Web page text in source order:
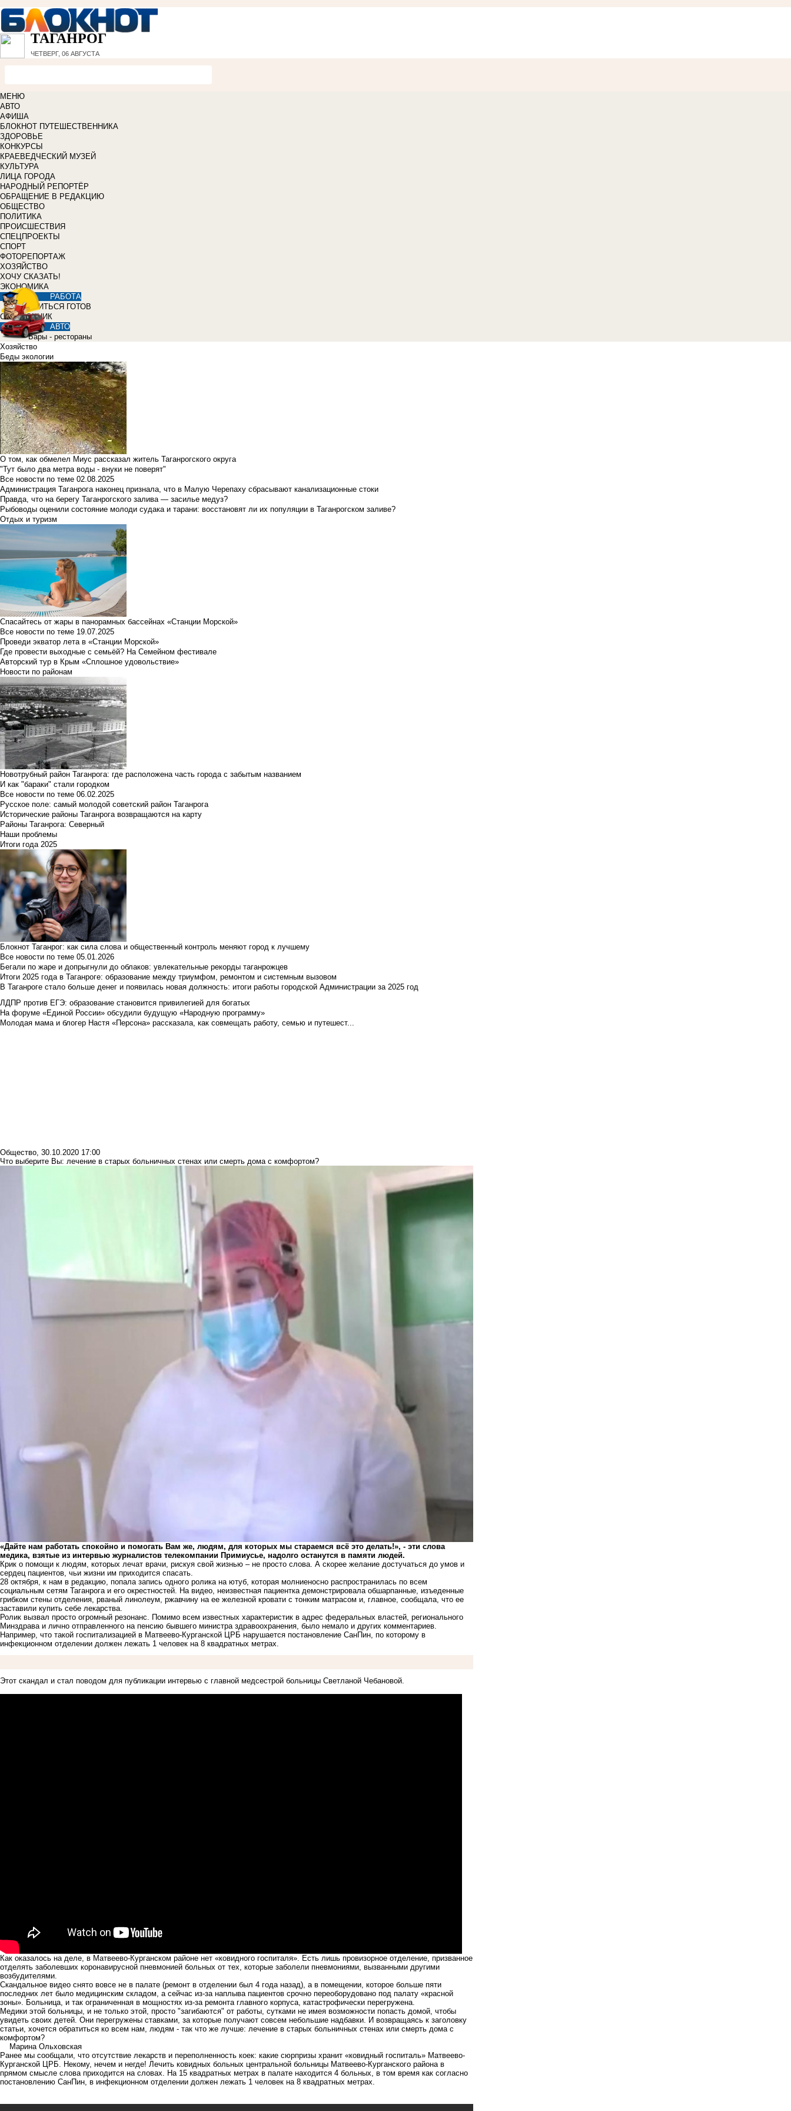
ТАГАНРОГ
ЧЕТВЕРГ, 06 АВГУСТА
МЕНЮ
АВТО
АФИША
БЛОКНОТ ПУТЕШЕСТВЕННИКА
ЗДОРОВЬЕ
КОНКУРСЫ
КРАЕВЕДЧЕСКИЙ МУЗЕЙ
КУЛЬТУРА
ЛИЦА ГОРОДА
НАРОДНЫЙ РЕПОРТЁР
ОБРАЩЕНИЕ В РЕДАКЦИЮ
ОБЩЕСТВО
ПОЛИТИКА
ПРОИСШЕСТВИЯ
СПЕЦПРОЕКТЫ
СПОРТ
ФОТОРЕПОРТАЖ
ХОЗЯЙСТВО
ХОЧУ СКАЗАТЬ!
ЭКОНОМИКА
РАБОТА
УЧИТЬСЯ ГОТОВ
СПРАВОЧНИК
АВТО
Бары - рестораны
Хозяйство
Беды экологии
О том, как обмелел Миус рассказал житель Таганрогского округа
"Тут было два метра воды - внуки не поверят"
Все новости по теме 02.08.2025
Администрация Таганрога наконец признала, что в Малую Черепаху сбрасывают канализационные стоки
Правда, что на берегу Таганрогского залива — засилье медуз?
Рыбоводы оценили состояние молоди судака и тарани: восстановят ли их популяции в Таганрогском заливе?
Отдых и туризм
Спасайтесь от жары в панорамных бассейнах «Станции Морской»
Все новости по теме 19.07.2025
Проведи экватор лета в «Станции Морской»
Где провести выходные с семьёй? На Семейном фестивале
Авторский тур в Крым «Сплошное удовольствие»
Новости по районам
Новотрубный район Таганрога: где расположена часть города с забытым названием
И как "бараки" стали городком
Все новости по теме 06.02.2025
Русское поле: самый молодой советский район Таганрога
Исторические районы Таганрога возвращаются на карту
Районы Таганрога: Северный
Наши проблемы
Итоги года 2025
Блокнот Таганрог: как сила слова и общественный контроль меняют город к лучшему
Все новости по теме 05.01.2026
Бегали по жаре и допрыгнули до облаков: увлекательные рекорды таганрожцев
Итоги 2025 года в Таганроге: образование между триумфом, ремонтом и системным вызовом
В Таганроге стало больше денег и появилась новая должность: итоги работы городской Администрации за 2025 год
ЛДПР против ЕГЭ: образование становится привилегией для богатых
На форуме «Единой России» обсудили будущую «Народную программу»
Молодая мама и блогер Настя «Персона» рассказала, как совмещать работу, семью и путешест...
Общество, 30.10.2020 17:00
Что выберите Вы: лечение в старых больничных стенах или смерть дома с комфортом?
«Дайте нам работать спокойно и помогать Вам же, людям, для которых мы стараемся всё это делать!», - эти слова
медика, взятые из интервью журналистов телекомпании Примиусье, надолго останутся в памяти людей.
Крик о помощи к людям, которых лечат врачи, рискуя свой жизнью – не просто слова. А скорее желание достучаться до умов и
сердец пациентов, чьи жизни им приходится спасать.
28 октября, к нам в редакцию, попала запись одного ролика на ютуб, которая молниеносно распространилась по всем
социальным сетям Таганрога и его окрестностей. На видео, неизвестная пациентка демонстрировала обшарпанные, изъеденные
грибком стены отделения, рваный линолеум, ржавчину на ее железной кровати с тонким матрасом и, главное, сообщала, что ее
заставили купить себе лекарства.
Ролик вызвал просто огромный резонанс. Помимо всем известных характеристик в адрес федеральных властей, регионального
Минздрава и лично отправленного на пенсию бывшего министра здравоохранения, было немало и других комментариев.
Например, что такой госпитализацией в Матвеево-Курганской ЦРБ нарушается постановление СанПин, по которому в
инфекционном отделении должен лежать 1 человек на 8 квадратных метрах.
Этот скандал и стал поводом для публикации интервью с главной медсестрой больницы Светланой Чебановой.
Как оказалось на деле, в Матвеево-Курганском районе нет «ковидного госпиталя». Есть лишь провизорное отделение, призванное
отделять заболевших коронавирусной пневмонией больных от тех, которые заболели пневмониями, вызванными другими
возбудителями.
Скандальное видео снято вовсе не в палате (ремонт в отделении был 4 года назад), а в помещении, которое больше пяти
последних лет было медицинским складом, а сейчас из-за наплыва пациентов срочно переоборудовано под палату «красной
зоны». Больница, и так ограниченная в мощностях из-за ремонта главного корпуса, катастрофически перегружена.
Медики этой больницы, и не только этой, просто "загибаются" от работы, сутками не имея возможности попасть домой, чтобы
увидеть своих детей. Они перегружены ставками, за которые получают совсем небольшие надбавки. И возвращаясь к заголовку
статьи, хочется обратиться ко всем нам, людям - так что же лучше: лечение в старых больничных стенах или смерть дома с
комфортом?
Марина Ольховская
Ранее мы сообщали, что отсутствие лекарств и переполненность коек: какие сюрпризы хранит «ковидный госпиталь» Матвеево-
Курганской ЦРБ . Некому, нечем и негде! Лечить ковидных больных центральной больницы Матвеево-Курганского района в
прямом смысле слова приходится на словах. На 15 квадратных метрах в палате находится 4 больных, в том время как согласно
постановлению СанПин, в инфекционном отделении должен лежать 1 человек на 8 квадратных метрах.